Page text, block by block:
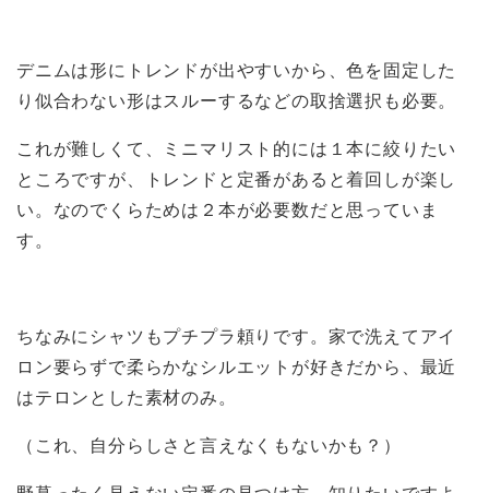
デニムは形にトレンドが出やすいから、色を固定した
り似合わない形はスルーするなどの取捨選択も必要。
これが難しくて、ミニマリスト的には１本に絞りたい
ところですが、トレンドと定番があると着回しが楽し
い。なのでくらためは２本が必要数だと思っていま
す。
ちなみにシャツもプチプラ頼りです。家で洗えてアイ
ロン要らずで柔らかなシルエットが好きだから、最近
はテロンとした素材のみ。
（これ、自分らしさと言えなくもないかも？）